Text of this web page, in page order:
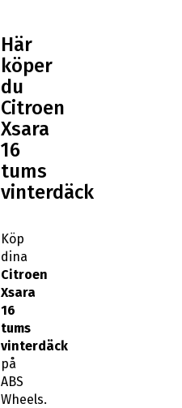
Här
köper
du
Citroen
Xsara
16
tums
vinterdäck
Köp
dina
Citroen
Xsara
16
tums
vinterdäck
på
ABS
Wheels.